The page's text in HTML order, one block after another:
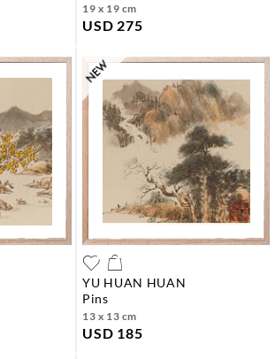
19 x 19 cm
USD 275
YU HUAN HUAN
pins
13 x 13 cm
USD 185